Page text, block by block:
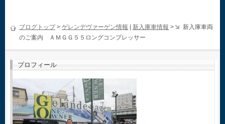
ブログトップ> ゲレンデヴァーゲン情報 新入庫車情報 >
新入庫車両
のご案内 ＡＭＧＧ５５ロングコンプレッサー
プロフィール